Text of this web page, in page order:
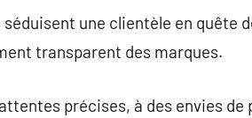
une clientèle en quête
transparent des marques.
précises, à des envies